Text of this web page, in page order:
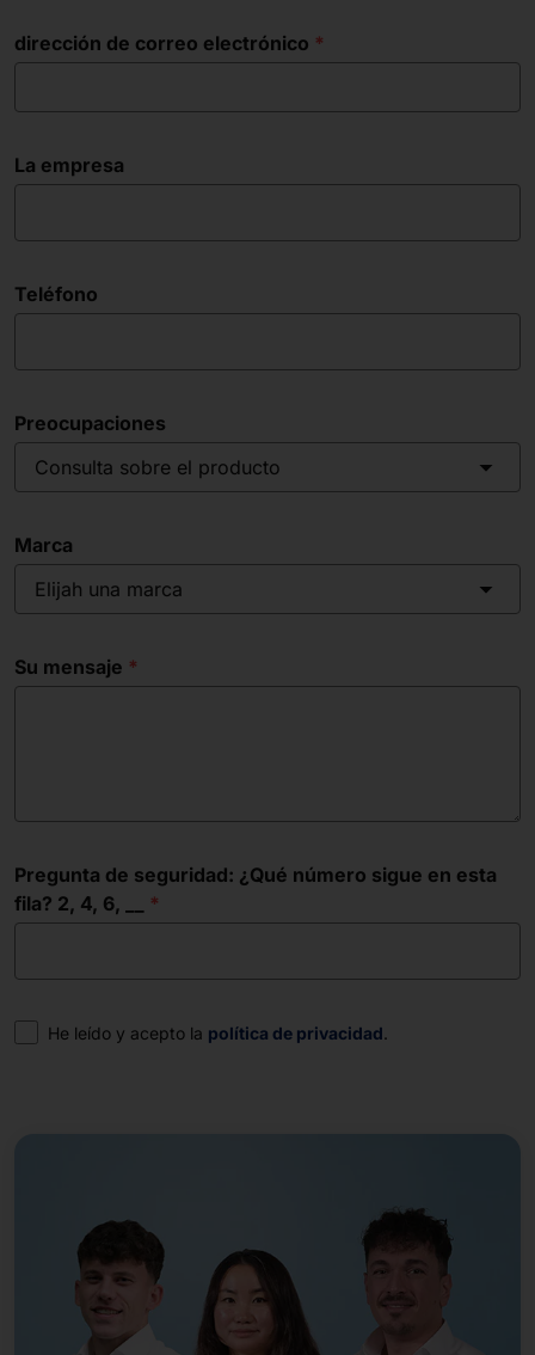
dirección de correo electrónico
La empresa
Teléfono
Preocupaciones
Consulta sobre el producto
Marca
Elijah una marca
Su mensaje
Pregunta de seguridad: ¿Qué número sigue en esta
fila? 2, 4, 6, __
Consentimiento
He leído y acepto la política de privacidad.